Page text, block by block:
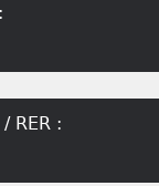
RER :